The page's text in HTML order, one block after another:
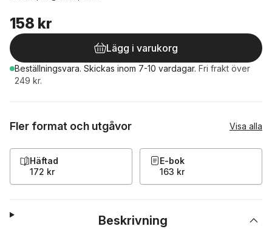
158 kr
Lägg i varukorg
Beställningsvara. Skickas inom 7-10 vardagar. Fri frakt över
249 kr.
Fler format och utgåvor Visa alla
Häftad
172 kr
E-bok
163 kr
Beskrivning